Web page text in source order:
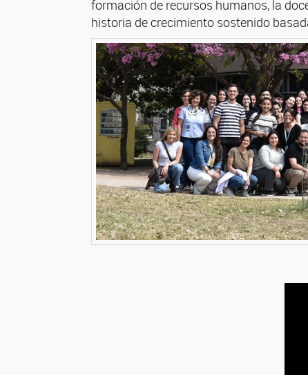
formación de recursos humanos, la
historia de crecimiento sostenido